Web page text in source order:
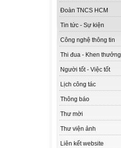
Đoàn TNCS HCM
Tin tức - Sự kiện
Công nghệ thông tin
Thi đua - Khen thưởng
Người tốt - Việc tốt
Lịch công tác
Thông báo
Thư mời
Thư viện ảnh
Liên kết website